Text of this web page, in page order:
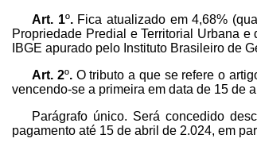
Art. 1º.Fica atualizado em 4,68%
Propriedade Predial e Territorial Urbana
IBGE apurado pelo Instituto Brasileiro de
Art. 2º.O tributo a que se refere o
vencendo-se a primeira em data de 15 de
Parágrafo único. Será concedido
pagamento até 15 de abril de 2.024, em